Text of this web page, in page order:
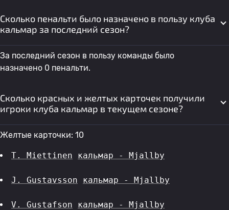
Сколько пенальти было назначено в пользу клуба
кальмар за последний сезон?
За последний сезон в пользу команды было
назначено 0 пенальти.
Сколько красных и желтых карточек получили
игроки клуба кальмар в текущем сезоне?
Желтые карточки: 10
T. Miettinen кальмар - Mjallby
J. Gustavsson кальмар - Mjallby
V. Gustafson кальмар - Mjallby